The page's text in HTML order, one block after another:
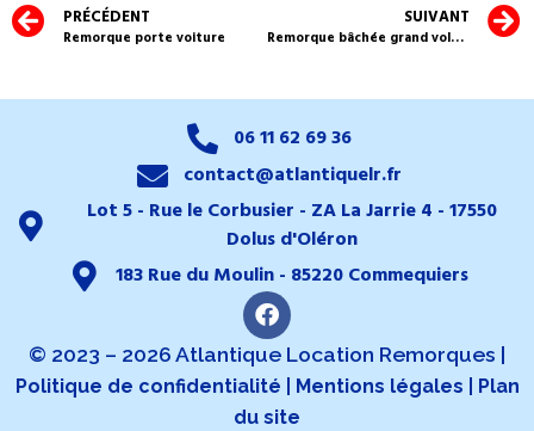
PRÉCÉDENT
Remorque porte voiture
SUIVANT
Remorque bâchée grand volume
06 11 62 69 36
contact@atlantiquelr.fr
Lot 5 - Rue le Corbusier - ZA La Jarrie 4 - 17550
Dolus d'Oléron
183 Rue du Moulin - 85220 Commequiers
© 2023 – 2026 Atlantique Location Remorques |
Politique de confidentialité | Mentions légales | Plan
du site